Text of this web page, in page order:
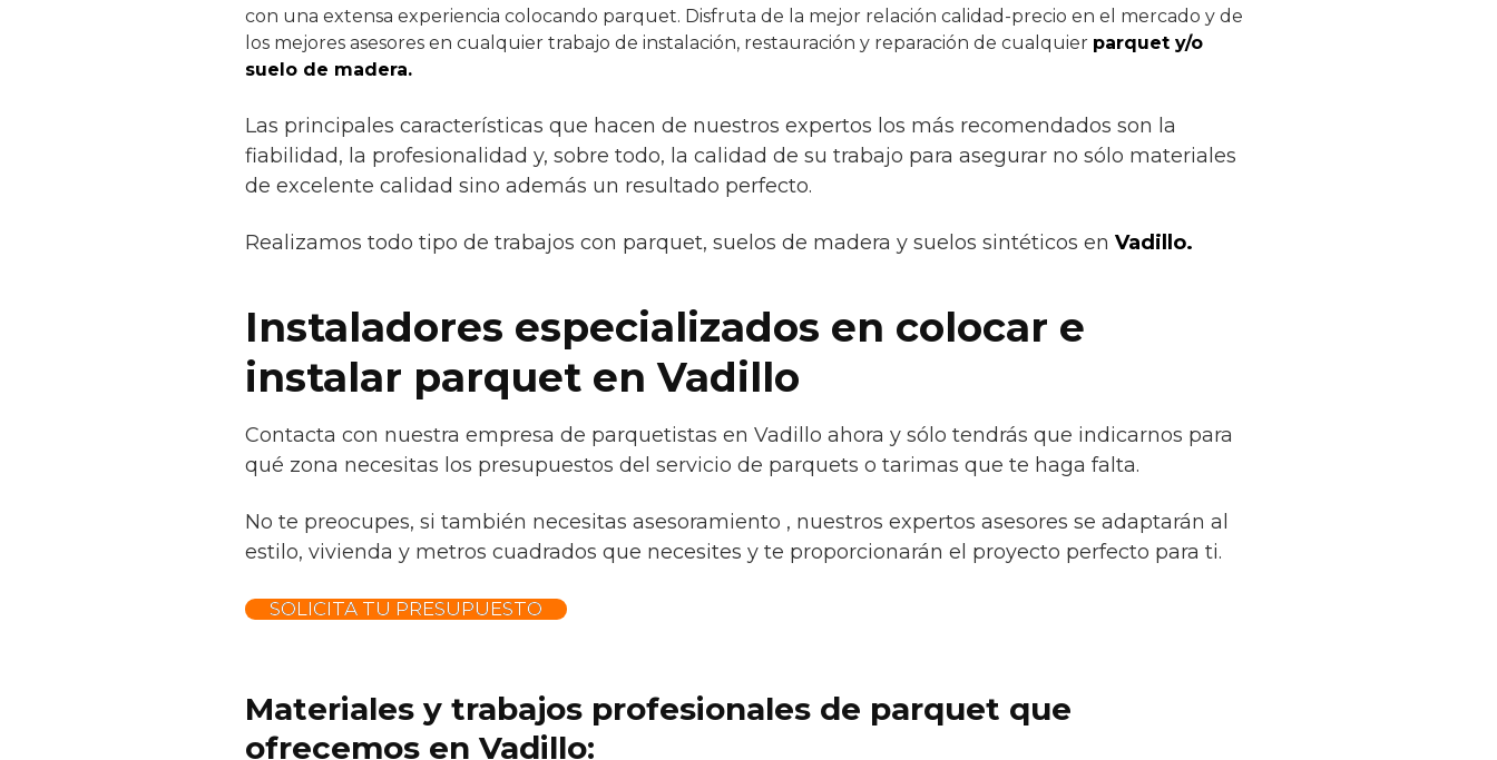
con una extensa experiencia colocando parquet. Disfruta de la mejor relación calidad-precio en el mercado y de
los mejores asesores en cualquier trabajo de instalación, restauración y reparación de cualquier parquet y/o
suelo de madera.
Las principales características que hacen de nuestros expertos los más recomendados son la
fiabilidad, la profesionalidad y, sobre todo, la calidad de su trabajo para asegurar no sólo materiales
de excelente calidad sino además un resultado perfecto.
Realizamos todo tipo de trabajos con parquet, suelos de madera y suelos sintéticos en Vadillo.
Instaladores especializados en colocar e
instalar parquet en Vadillo
Contacta con nuestra empresa de parquetistas en Vadillo ahora y sólo tendrás que indicarnos para
qué zona necesitas los presupuestos del servicio de parquets o tarimas que te haga falta.
No te preocupes, si también necesitas asesoramiento , nuestros expertos asesores se adaptarán al
estilo, vivienda y metros cuadrados que necesites y te proporcionarán el proyecto perfecto para ti.
SOLICITA TU PRESUPUESTO
Materiales y trabajos profesionales de parquet que
ofrecemos en Vadillo: